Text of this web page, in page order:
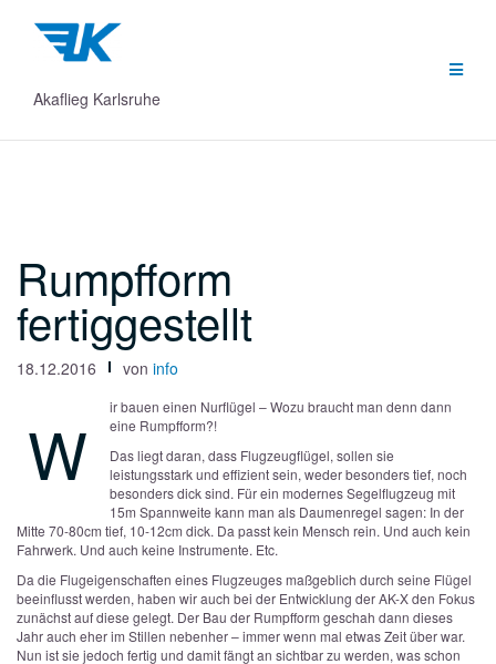
Inhalt
springen
Akaflieg Karlsruhe
Rumpfform
fertiggestellt
18.12.2016 von info
W
ir bauen einen Nurflügel – Wozu braucht man denn dann
eine Rumpfform?!
Das liegt daran, dass Flugzeugflügel, sollen sie
leistungsstark und effizient sein, weder besonders tief, noch
besonders dick sind. Für ein modernes Segelflugzeug mit
15m Spannweite kann man als Daumenregel sagen: In der
Mitte 70-80cm tief, 10-12cm dick. Da passt kein Mensch rein. Und auch kein
Fahrwerk. Und auch keine Instrumente. Etc.
Da die Flugeigenschaften eines Flugzeuges maßgeblich durch seine Flügel
beeinflusst werden, haben wir auch bei der Entwicklung der AK-X den Fokus
zunächst auf diese gelegt. Der Bau der Rumpfform geschah dann dieses
Jahr auch eher im Stillen nebenher – immer wenn mal etwas Zeit über war.
Nun ist sie jedoch fertig und damit fängt an sichtbar zu werden, was schon